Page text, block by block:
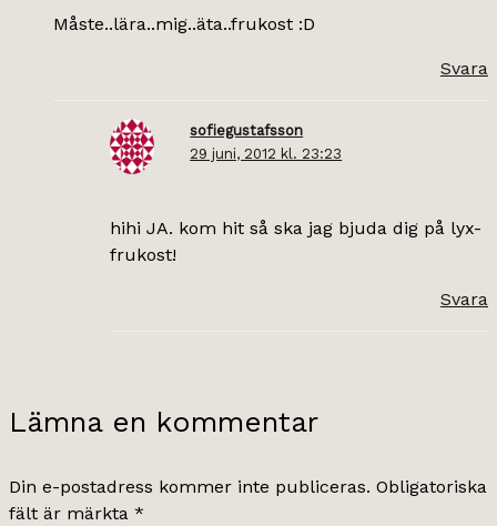
Måste..lära..mig..äta..frukost :D
Svara
sofiegustafsson
29 juni, 2012 kl. 23:23
hihi JA. kom hit så ska jag bjuda dig på lyx-
frukost!
Svara
Lämna en kommentar
Din e-postadress kommer inte publiceras. Obligatoriska
fält är märkta *